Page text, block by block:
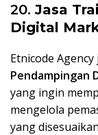
20.Jasa
Digital
Etnicode
Pendampingan
yang ingin
mengelola
yang